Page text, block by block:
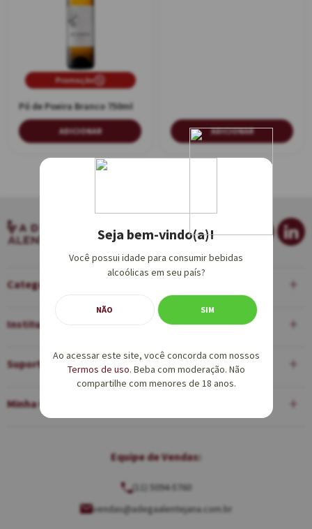
Promoção
Pó de Poeira Branco 750ml
ADICIONAR ADICIONAR
Categorias
Institucional
Suporte
Minha Conta
Equipe de Vendas:
(11) 5094-5760
vendas@adegaalentejana.com.br
Seja bem-vindo(a)!
Você possui idade para consumir bebidas
alcoólicas em seu país?
NÃO SIM
Ao acessar este site, você concorda com nossos
Termos de uso. Beba com moderação. Não
compartilhe com menores de 18 anos.